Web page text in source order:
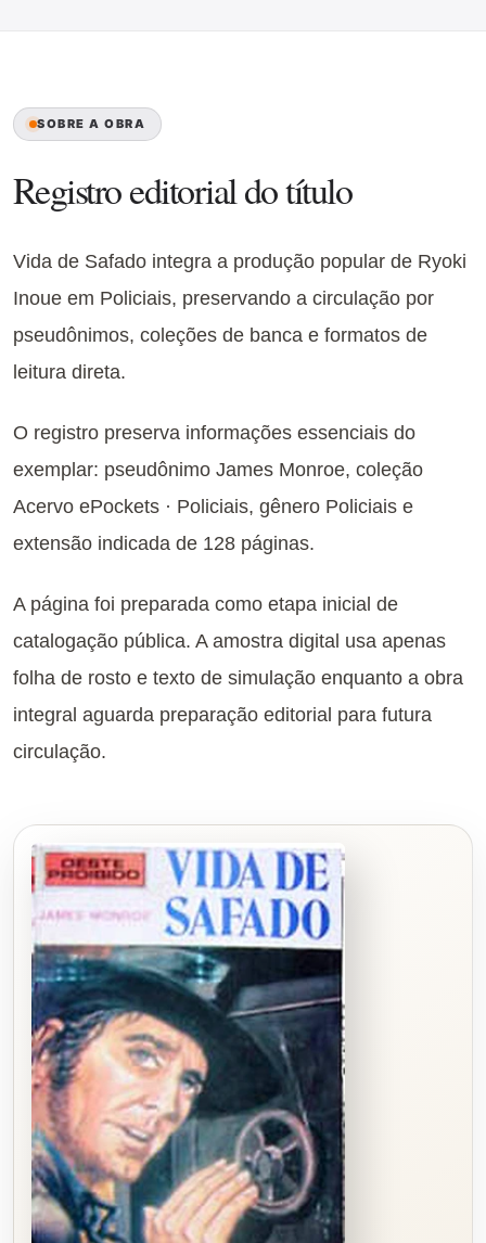
SOBRE A OBRA
Registro editorial do título
Vida de Safado integra a produção popular de Ryoki
Inoue em Policiais, preservando a circulação por
pseudônimos, coleções de banca e formatos de
leitura direta.
O registro preserva informações essenciais do
exemplar: pseudônimo James Monroe, coleção
Acervo ePockets · Policiais, gênero Policiais e
extensão indicada de 128 páginas.
A página foi preparada como etapa inicial de
catalogação pública. A amostra digital usa apenas
folha de rosto e texto de simulação enquanto a obra
integral aguarda preparação editorial para futura
circulação.